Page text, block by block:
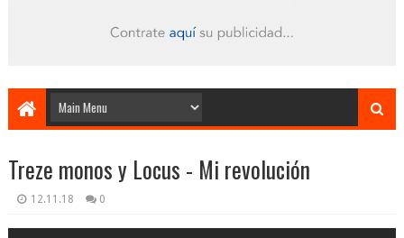
Treze monos y Locus - Mi revolución
12.11.18 0